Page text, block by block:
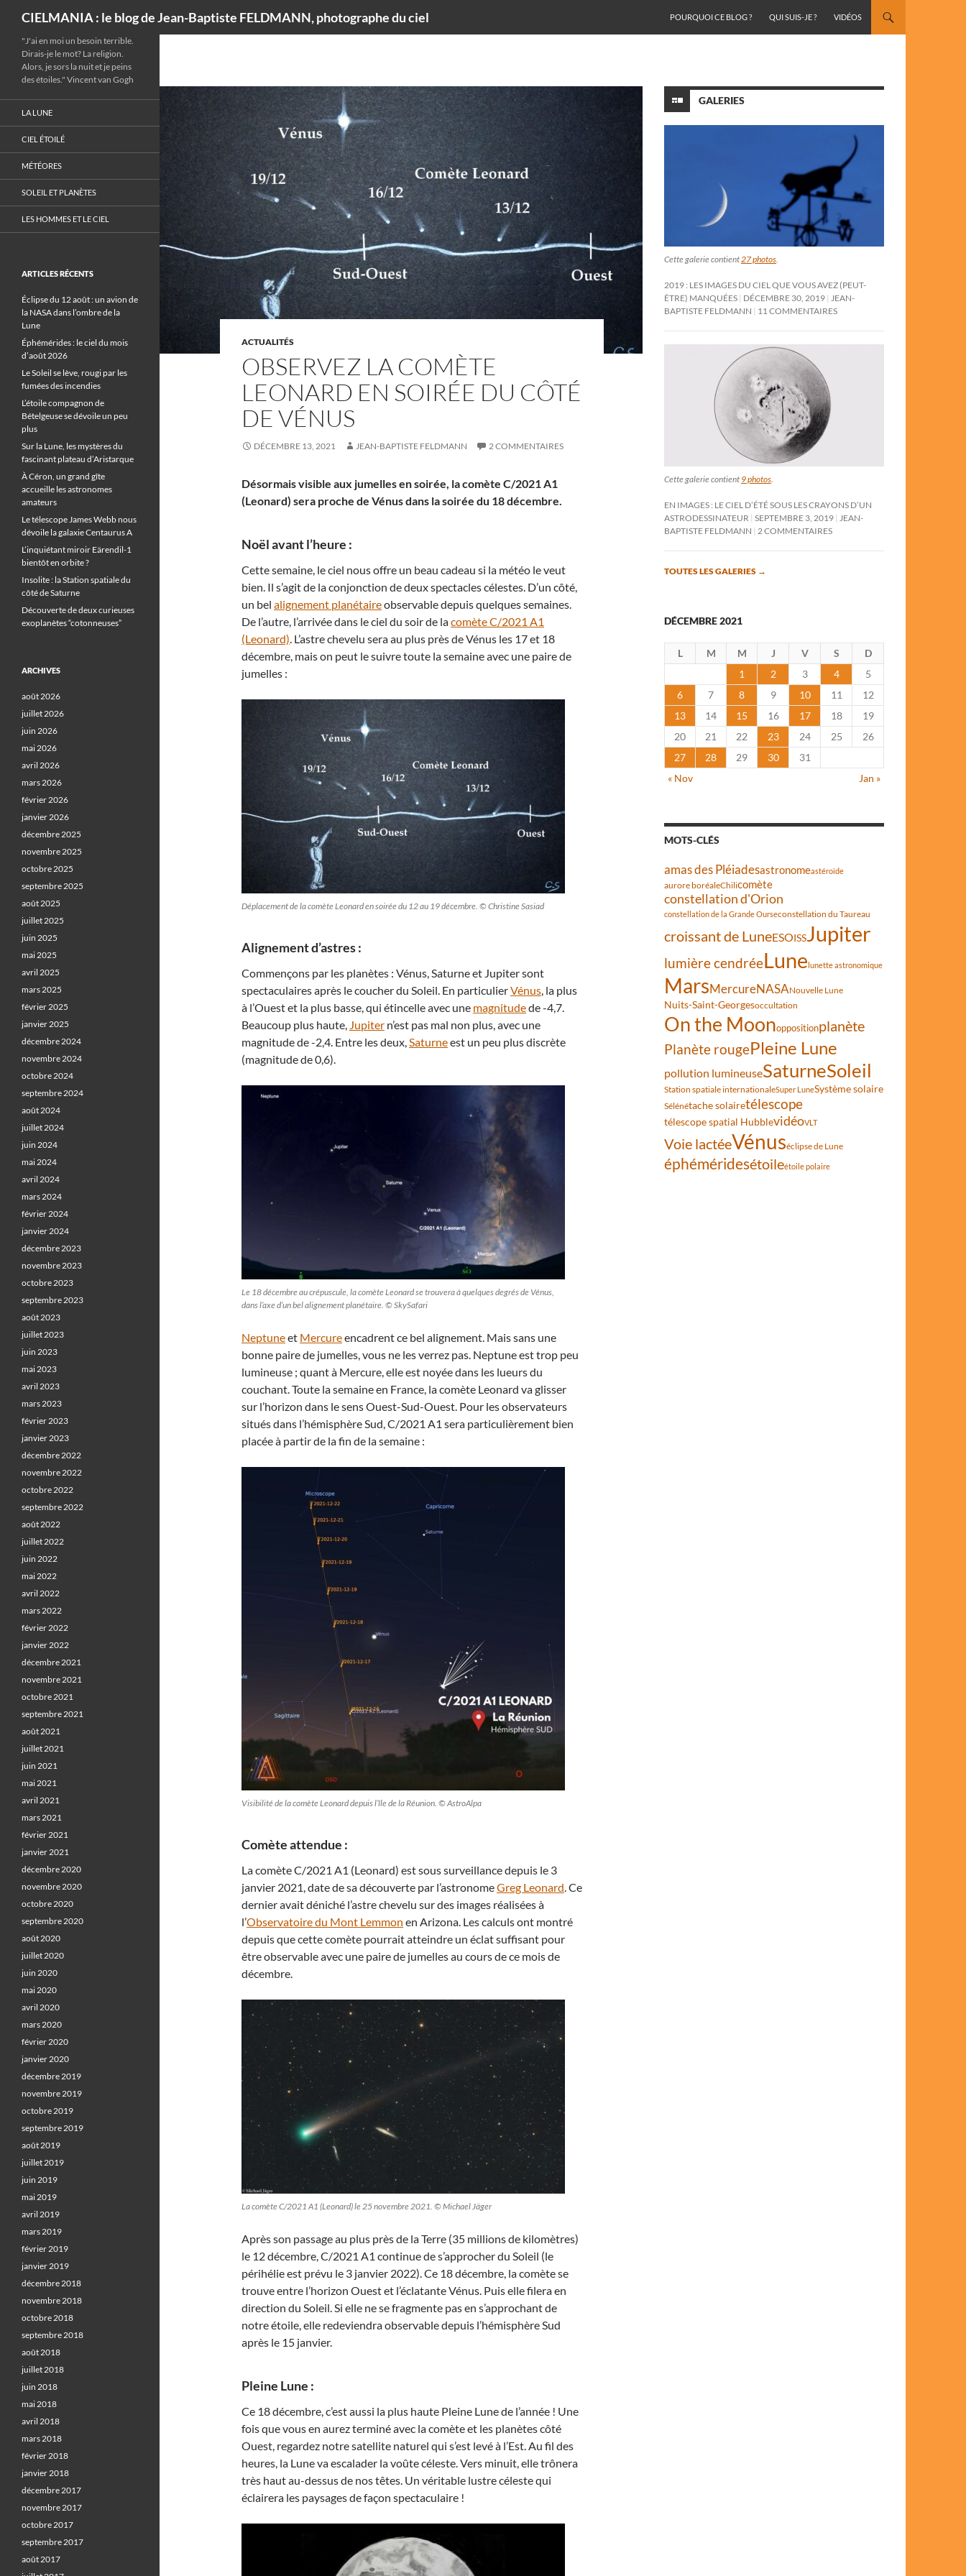
CIELMANIA : le blog de Jean-Baptiste FELDMANN, photographe du ciel
POURQUOI CE BLOG ?
QUI SUIS-JE ? VIDÉOS
ACTUALITÉS
OBSERVEZ LA COMÈTE
LEONARD EN SOIRÉE DU CÔTÉ
DE VÉNUS
DÉCEMBRE 13, 2021 JEAN-BAPTISTE FELDMANN 2 COMMENTAIRES
Désormais visible aux jumelles en soirée, la comète C/2021 A1
(Leonard) sera proche de Vénus dans la soirée du 18 décembre.
Noël avant l’heure :
Cette semaine, le ciel nous offre un beau cadeau si la météo le veut
bien. Il s’agit de la conjonction de deux spectacles célestes. D’un côté,
un bel alignement planétaireobservable depuis quelques semaines.
De l’autre, l’arrivée dans le ciel du soir de lacomète C/2021 A1
(Leonard). L’astre chevelu sera au plus près de Vénus les 17 et 18
décembre, mais on peut le suivre toute la semaine avec une paire de
jumelles :
Déplacement de la comète Leonard en soirée du 12 au 19 décembre. © Christine Sasiad
Alignement d’astres :
Commençons par les planètes : Vénus, Saturne et Jupiter sont
spectaculaires après le coucher du Soleil. En particulierVénus, la plus
à l’Ouest et la plus basse, qui étincelle avec une magnitudede -4,7.
Beaucoup plus haute, Jupiter n’est pas mal non plus, avec une
magnitude de -2,4. Entre les deux,Saturneest un peu plus discrète
(magnitude de 0,6).
Le 18 décembre au crépuscule, la comète Leonard se trouvera à quelques degrés de Vénus,
dans l’axe d’un bel alignement planétaire. © SkySafari
Neptuneet Mercureencadrent ce bel alignement. Mais sans une
bonne paire de jumelles, vous ne les verrez pas. Neptune est trop peu
lumineuse ; quant à Mercure, elle est noyée dans les lueurs du
couchant. Toute la semaine en France, la comète Leonard va glisser
sur l’horizon dans le sens Ouest-Sud-Ouest. Pour les observateurs
situés dans l’hémisphère Sud, C/2021 A1 sera particulièrement bien
placée à partir de la fin de la semaine :
Visibilité de la comète Leonard depuis l’île de la Réunion. © AstroAlpa
Comète attendue :
La comète C/2021 A1 (Leonard) est sous surveillance depuis le 3
janvier 2021, date de sa découverte par l’astronomeGreg Leonard. Ce
dernier avait déniché l’astre chevelu sur des images réalisées à
l’Observatoire du Mont Lemmon en Arizona. Les calculs ont montré
depuis que cette comète pourrait atteindre un éclat suffisant pour
être observable avec une paire de jumelles au cours de ce mois de
décembre.
La comète C/2021 A1 (Leonard) le 25 novembre 2021. © Michael Jäger
Après son passage au plus près de la Terre (35 millions de kilomètres)
le 12 décembre, C/2021 A1 continue de s’approcher du Soleil (le
périhélie est prévu le 3 janvier 2022). Ce 18 décembre, la comète se
trouve entre l’horizon Ouest et l’éclatante Vénus. Puis elle filera en
direction du Soleil. Si elle ne se fragmente pas en s’approchant de
notre étoile, elle redeviendra observable depuis l’hémisphère Sud
après le 15 janvier.
Pleine Lune :
Ce 18 décembre, c’est aussi la plus haute Pleine Lune de l’année ! Une
fois que vous en aurez terminé avec la comète et les planètes côté
Ouest, regardez notre satellite naturel qui s’est levé à l’Est. Au fil des
heures, la Lune va escalader la voûte céleste. Vers minuit, elle trônera
très haut au-dessus de nos têtes. Un véritable lustre céleste qui
éclairera les paysages de façon spectaculaire !
GALERIES
Cette galerie contient27 photos.
2019 : LES IMAGES DU CIEL QUE VOUS AVEZ (PEUT-
ÊTRE) MANQUÉES DÉCEMBRE 30, 2019 JEAN-
BAPTISTE FELDMANN
11 COMMENTAIRES
Cette galerie contient 9 photos
EN IMAGES : LE CIEL D’ÉTÉ SOUS LES CRAYONS D’UN
ASTRODESSINATEUR SEPTEMBRE 3, 2019
JEAN-
BAPTISTE FELDMANN
2 COMMENTAIRES
TOUTES LES GALERIES →
DÉCEMBRE 2021
L M M J V S
D
1
2 3 4
5
6
7 8 9 10 11
12
13
14 15 16 17 18
19
20
21 22 23 24 25
26
27
28 29 30
31
« Nov
Jan »
MOTS-CLÉS
amas des Pléiadesastronomeastéroïde
aurore boréaleChilicomète
constellation d'Orion
constellation de la Grande Ourseconstellation du Taureau
croissant de LuneESOISSJupiter
lumière cendréeLunelunette astronomique
MarsMercureNASANouvelle Lune
Nuits-Saint-Georgesoccultation
On the Moonoppositionplanète
Planète rougePleine Lune
pollution lumineuseSaturneSoleil
Station spatiale internationaleSuper LuneSystème solaire
Sélénétache solairetélescope
télescope spatial HubblevidéoVLT
Voie lactéeVénuséclipse de Lune
éphéméridesétoileétoile polaire
"J'ai en moi un besoin terrible.
Dirais-je le mot? La religion.
Alors, je sors la nuit et je peins
des étoiles." Vincent van Gogh
LA LUNE
CIEL ÉTOILÉ
MÉTÉORES
SOLEIL ET PLANÈTES
LES HOMMES ET LE CIEL
ARTICLES RÉCENTS
Éclipse du 12 août : un avion de
la NASA dans l’ombre de la
Lune
Éphémérides : le ciel du mois
d’août 2026
Le Soleil se lève, rougi par les
fumées des incendies
L’étoile compagnon de
Bételgeuse se dévoile un peu
plus
Sur la Lune, les mystères du
fascinant plateau d’Aristarque
À Céron, un grand gîte
accueille les astronomes
amateurs
Le télescope James Webb nous
dévoile la galaxie Centaurus A
L’inquiétant miroir Eärendil-1
bientôt en orbite ?
Insolite : la Station spatiale du
côté de Saturne
Découverte de deux curieuses
exoplanètes “cotonneuses”
ARCHIVES
août 2026
juillet 2026
juin 2026
mai 2026
avril 2026
mars 2026
février 2026
janvier 2026
décembre 2025
novembre 2025
octobre 2025
septembre 2025
août 2025
juillet 2025
juin 2025
mai 2025
avril 2025
mars 2025
février 2025
janvier 2025
décembre 2024
novembre 2024
octobre 2024
septembre 2024
août 2024
juillet 2024
juin 2024
mai 2024
avril 2024
mars 2024
février 2024
janvier 2024
décembre 2023
novembre 2023
octobre 2023
septembre 2023
août 2023
juillet 2023
juin 2023
mai 2023
avril 2023
mars 2023
février 2023
janvier 2023
décembre 2022
novembre 2022
octobre 2022
septembre 2022
août 2022
juillet 2022
juin 2022
mai 2022
avril 2022
mars 2022
février 2022
janvier 2022
décembre 2021
novembre 2021
octobre 2021
septembre 2021
août 2021
juillet 2021
juin 2021
mai 2021
avril 2021
mars 2021
février 2021
janvier 2021
décembre 2020
novembre 2020
octobre 2020
septembre 2020
août 2020
juillet 2020
juin 2020
mai 2020
avril 2020
mars 2020
février 2020
janvier 2020
décembre 2019
novembre 2019
octobre 2019
septembre 2019
août 2019
juillet 2019
juin 2019
mai 2019
avril 2019
mars 2019
février 2019
janvier 2019
décembre 2018
novembre 2018
octobre 2018
septembre 2018
août 2018
juillet 2018
juin 2018
mai 2018
avril 2018
mars 2018
février 2018
janvier 2018
décembre 2017
novembre 2017
octobre 2017
septembre 2017
août 2017